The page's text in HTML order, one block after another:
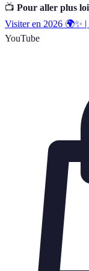
📺 Pour aller plus
Visiter en 2026 🌍✨
YouTube